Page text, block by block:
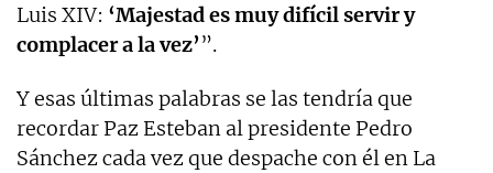
Luis XIV: ‘Majestad es muy difícil servir y
complacer a la vez’”.
Y esas últimas palabras se las tendría que
recordar Paz Esteban al presidente Pedro
Sánchez cada vez que despache con él en La